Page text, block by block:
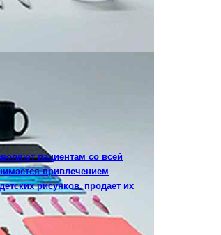
пациентам со всей
привлечением
рисунков, продает их